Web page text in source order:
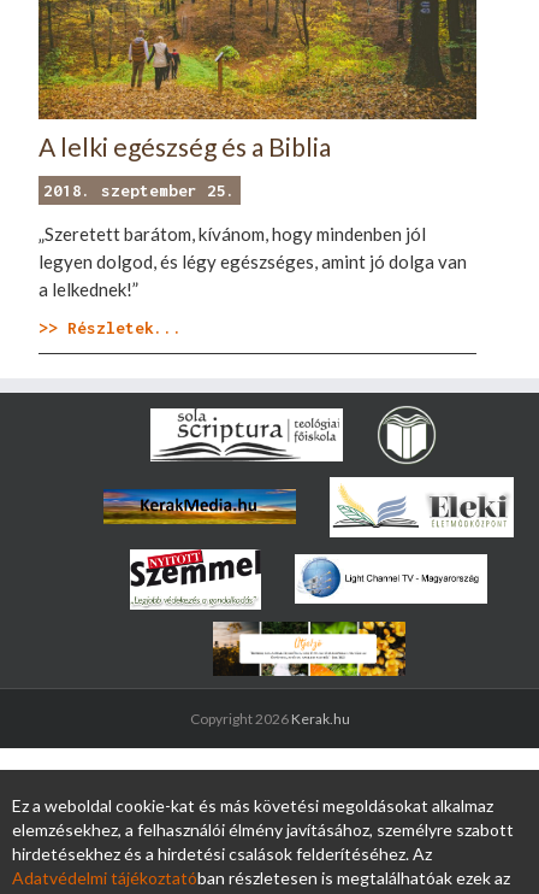
A lelki egészség és a Biblia
2018. szeptember 25.
„Szeretett barátom, kívánom, hogy mindenben jól
legyen dolgod, és légy egészséges, amint jó dolga van
a lelkednek!”
>> Részletek...
Copyright 2026 Kerak.hu
Ez a weboldal cookie-kat és más követési megoldásokat alkalmaz
elemzésekhez, a felhasználói élmény javításához, személyre szabott
hirdetésekhez és a hirdetési csalások felderítéséhez. Az
Adatvédelmi tájékoztatóban részletesen is megtalálhatóak ezek az